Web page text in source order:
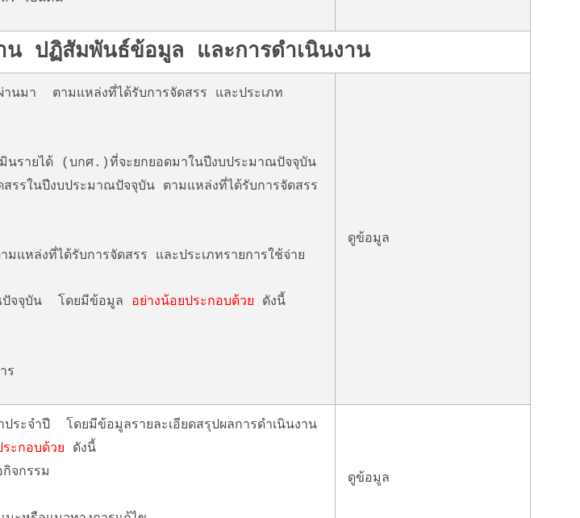
ปฏิสัมพันธ์ข้อมูล และการดำเนินงาน
านมา ตามแหล่งที่ได้รับการจัดสรร และประเภท
นรายได้ (บกศ.)ที่จะยกยอดมาในปีงบประมาณปัจจุบัน
สรรในปีงบประมาณปัจจุบัน ตามแหล่งที่ได้รับการจัดสรร
หล่งที่ได้รับการจัดสรร และประเภทรายการใช้จ่าย
ณปัจจุบัน โดยมีข้อมูล อย่างน้อยประกอบด้วย ดังนี้
ร
ดูข้อมูล
ระจำปี โดยมีข้อมูลรายละเอียดสรุปผลการดำเนินงาน
ะกอบด้วย ดังนี้
จกรรม
ดูข้อมูล